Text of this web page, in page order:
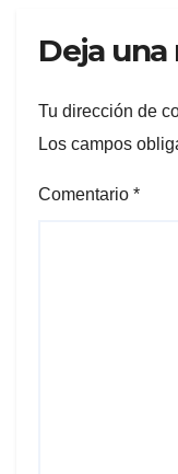
Deja
Tu dirección de
Los campos
Comentario *